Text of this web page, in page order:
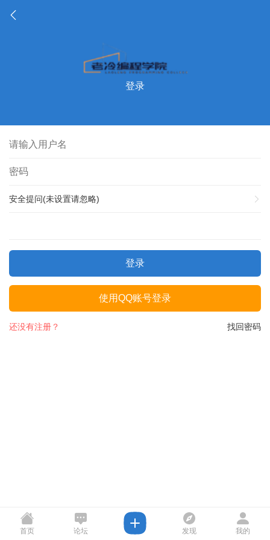
登录
安全提问(未设置请忽略)
登录
使用QQ账号登录
找回密码
还没有注册？
首页 论坛 发现 我的